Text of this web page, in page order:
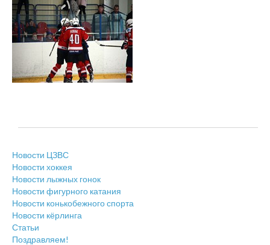
Новости ЦЗВС
Новости хоккея
Новости лыжных гонок
Новости фигурного катания
Новости конькобежного спорта
Новости кёрлинга
Статьи
Поздравляем!